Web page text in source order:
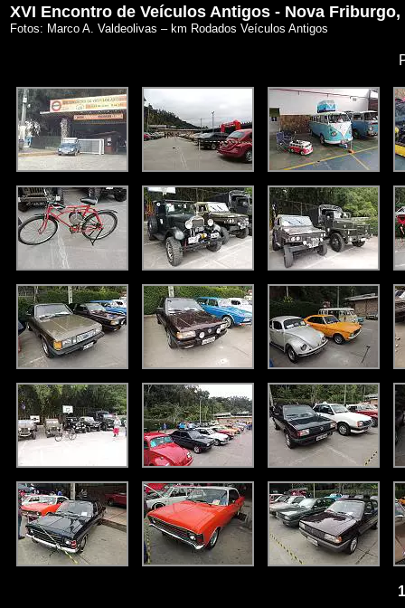
XVI Encontro de Veículos Antigos - Nova Friburgo,
Fotos: Marco A. Valdeolivas – km Rodados Veículos Antigos
1